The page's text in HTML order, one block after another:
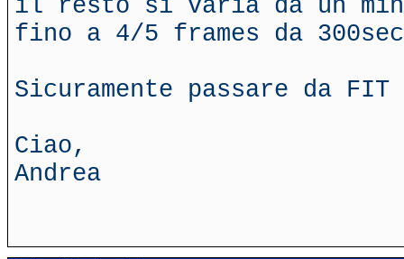
il resto si varia da un
fino a 4/5 frames da
Sicuramente passare da
Ciao,
Andrea